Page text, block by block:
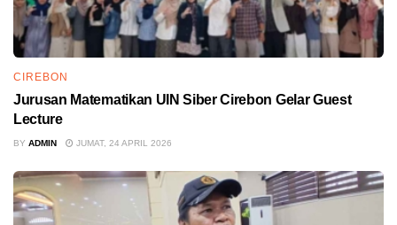
CIREBON
Jurusan Matematikan UIN Siber Cirebon Gelar Guest
Lecture
BY ADMIN JUMAT, 24 APRIL 2026